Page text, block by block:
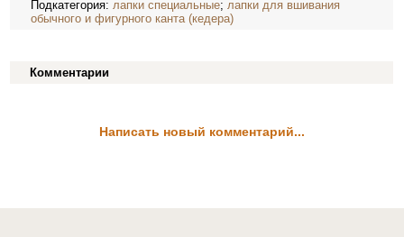
Подкатегория:лапки специальные;лапки для вшивания
обычного и фигурного канта (кедера)
Комментарии
Написать новый комментарий...